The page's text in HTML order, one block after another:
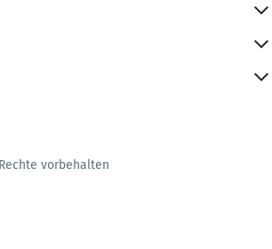
vorbehalten